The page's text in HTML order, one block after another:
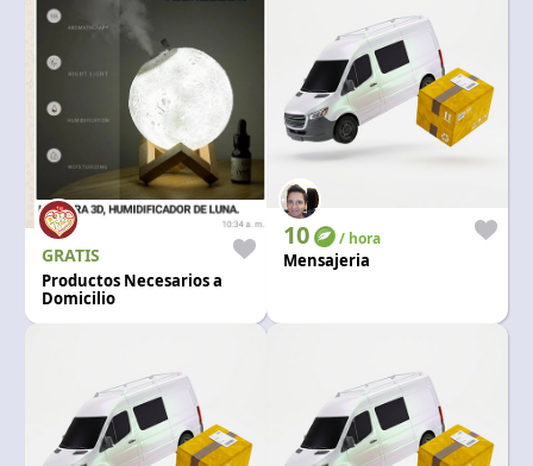
GRATIS
Productos Necesarios a
Domicilio
10 / hora
Mensajeria